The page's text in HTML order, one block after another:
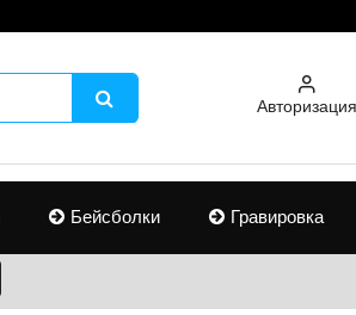
Авторизация
Бейсболки Гравировка